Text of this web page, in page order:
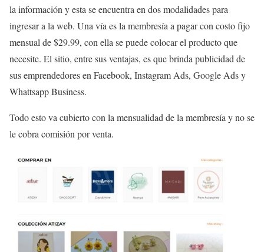
la información y esta se encuentra en dos modalidades para
ingresar a la web. Una vía es la membresía a pagar con costo fijo
mensual de $29.99, con ella se puede colocar el producto que
necesite. El sitio, entre sus ventajas, es que brinda publicidad de
sus emprendedores en Facebook, Instagram Ads, Google Ads y
Whattsapp Business.
Todo esto va cubierto con la mensualidad de la membresía y no se
le cobra comisión por venta.